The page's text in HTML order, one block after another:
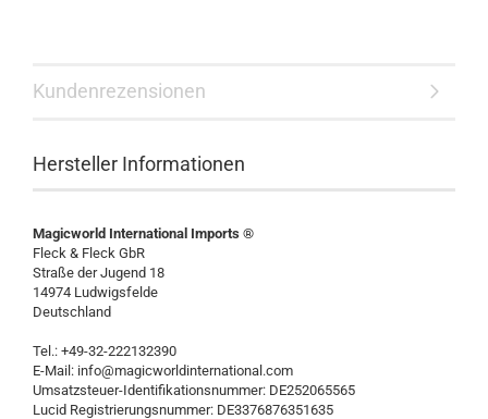
Kundenrezensionen
Hersteller Informationen
Magicworld International Imports ®
Fleck & Fleck GbR
Straße der Jugend 18
14974 Ludwigsfelde
Deutschland
Tel.: +49-32-222132390
E-Mail: info@magicworldinternational.com
Umsatzsteuer-Identifikationsnummer: DE252065565
Lucid Registrierungsnummer: DE3376876351635